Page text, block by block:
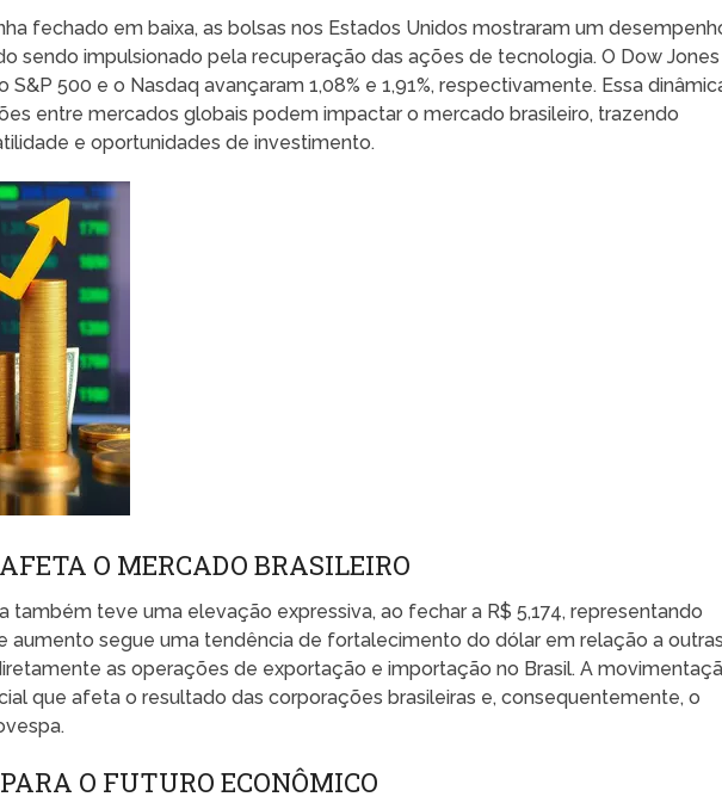
fechado em baixa, as bolsas nos Estados Unidos mostraram um
sendo impulsionado pela recuperação das ações de tecnologia. O Dow Jones
S&P 500 e o Nasdaq avançaram 1,08% e 1,91%, respectivamente. Essa
entre mercados globais podem impactar o mercado brasileiro, trazendo
e oportunidades de investimento.
O MERCADO BRASILEIRO
também teve uma elevação expressiva, ao fechar a R$ 5,174, representando
aumento segue uma tendência de fortalecimento do dólar em relação a outras
as operações de exportação e importação no Brasil. A
que afeta o resultado das corporações brasileiras e, consequentemente, o
O FUTURO ECONÔMICO